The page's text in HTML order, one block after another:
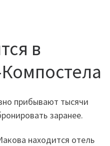
в
прибывают тысячи
заранее.
находится отель